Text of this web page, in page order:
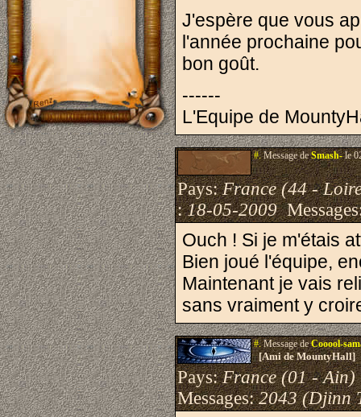
J'espère que vous
l'année prochaine
bon goût.
------
L'Equipe de
#.Message deSmash-le
Pays:France (44 -
:18-05-2009
Ouch ! Si je m'étais
Bien joué l'équipe,
Maintenant je vais
sans vraiment y
#.Message deCooool-
[Ami de MountyHall]
Pays:France (01 - Ain)
Messages:2043 (Djinn